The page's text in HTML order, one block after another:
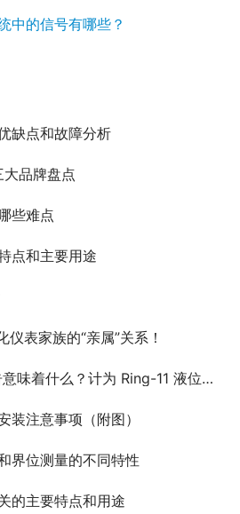
中的信号有哪些？
缺点和故障分析
品牌盘点
些难点
点和主要用途
表家族的“亲属”关系！
？计为 Ring-11 液位开关的权威实力解析
装注意事项（附图）
界位测量的不同特性
的主要特点和用途